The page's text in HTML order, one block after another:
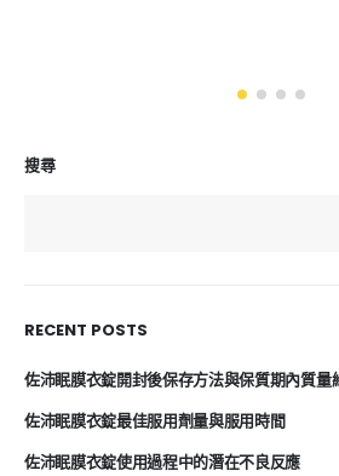
搜尋
RECENT POSTS
佐沛眠膜衣錠開封後保存方法與保質期內質量
佐沛眠膜衣錠最佳服用劑量與服用時間
佐沛眠膜衣錠使用過程中的潛在不良反應